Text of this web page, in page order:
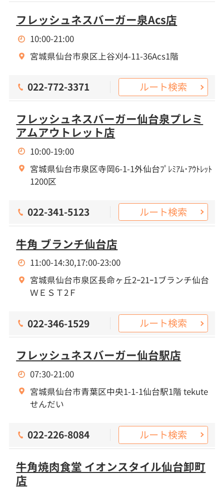
フレッシュネスバーガー泉Acs店
10:00-21:00
宮城県仙台市泉区上谷刈4-11-36Acs1階
022-772-3371 ルート検索
フレッシュネスバーガー仙台泉プレミ
アムアウトレット店
10:00-19:00
宮城県仙台市泉区寺岡6-1-1外仙台ﾌﾟﾚﾐｱﾑ･ｱｳﾄﾚｯﾄ
1200区
022-341-5123 ルート検索
牛角 ブランチ仙台店
11:00-14:30,17:00-23:00
宮城県仙台市泉区長命ヶ丘2ｰ21ｰ1ブランチ仙台
ＷＥＳＴ2Ｆ
022-346-1529 ルート検索
フレッシュネスバーガー仙台駅店
07:30-21:00
宮城県仙台市青葉区中央1-1-1仙台駅1階 tekute
せんだい
022-226-8084 ルート検索
牛角焼肉食堂 イオンスタイル仙台卸町
店